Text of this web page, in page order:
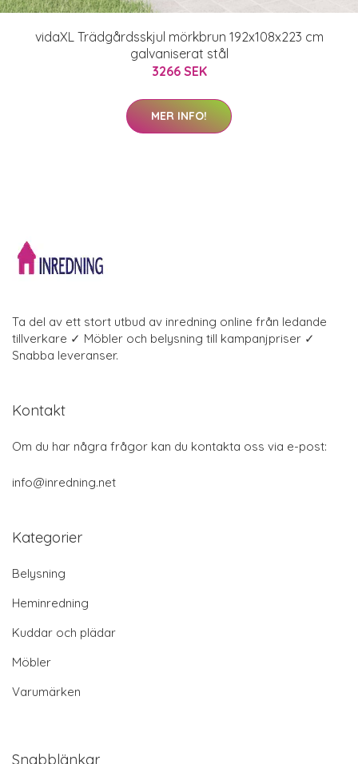
vidaXL Trädgårdsskjul mörkbrun 192x108x223 cm
galvaniserat stål
3266 SEK
MER INFO!
Ta del av ett stort utbud av inredning online från ledande
tillverkare ✓ Möbler och belysning till kampanjpriser ✓
Snabba leveranser.
Kontakt
Om du har några frågor kan du kontakta oss via e-post:
info@inredning.net
Kategorier
Belysning
Heminredning
Kuddar och plädar
Möbler
Varumärken
Snabblänkar